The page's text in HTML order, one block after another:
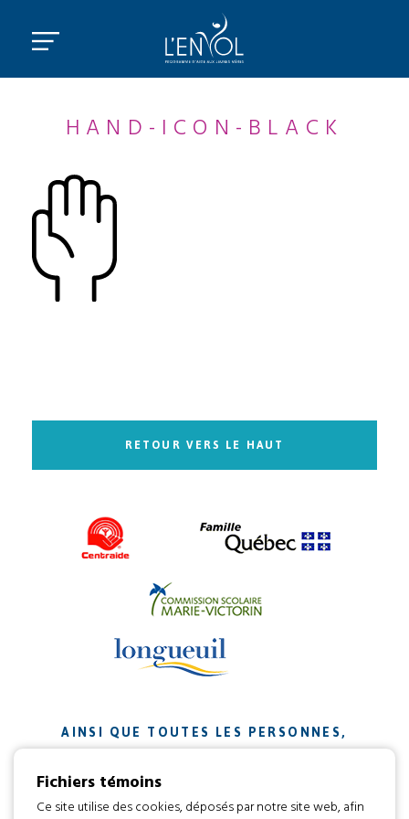
HAND-ICON-BLACK
RETOUR VERS LE HAUT
AINSI QUE TOUTES LES PERSONNES,
CONTRIBUÉ À NOTRE MISSION.
Fichiers témoins
Ce site utilise des cookies, déposés par notre site web, afin